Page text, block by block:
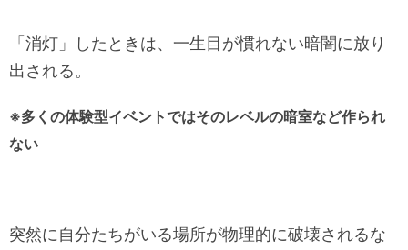
「消灯」したときは、一生目が慣れない暗闇に放り
出される。
※多くの体験型イベントではそのレベルの暗室など作られ
ない
突然に自分たちがいる場所が物理的に破壊されるな